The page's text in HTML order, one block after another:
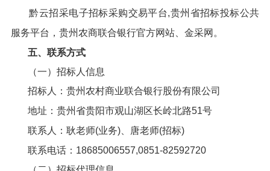
黔云招采电子招标采购交易平台,贵州省招标投标公共
服务平台，贵州农商联合银行官方网站、金采网。
五、联系方式
（一）招标人信息
招标人：贵州农村商业联合银行股份有限公司
地址：贵州省贵阳市观山湖区长岭北路51号
联系人：耿老师(业务)、唐老师(招标)
联系电话：18685006557,0851-82592720